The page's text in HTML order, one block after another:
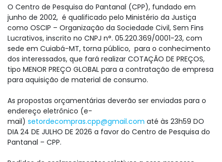
O Centro de Pesquisa do Pantanal (CPP), fundado em
junho de 2002, é qualificado pelo Ministério da Justiça
como OSCIP – Organização da Sociedade Civil, Sem Fins
Lucrativos, inscrito no CNPJ n°. 05.220.369/0001-23, com
sede em Cuiabá-MT, torna público, para o conhecimento
dos interessados, que fará realizar COTAÇÃO DE PREÇOS,
tipo MENOR PREÇO GLOBAL para a contratação de empresa
para aquisição de material de consumo.
As propostas orçamentárias deverão ser enviadas para o
endereço eletrônico (e-
mail) setordecompras.cpp@gmail.com até às 23h59 DO
DIA 24 DE JULHO DE 2026 a favor do Centro de Pesquisa do
Pantanal – CPP.